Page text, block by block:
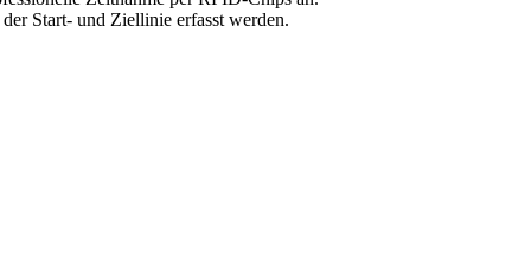
Start- und Ziellinie erfasst werden.